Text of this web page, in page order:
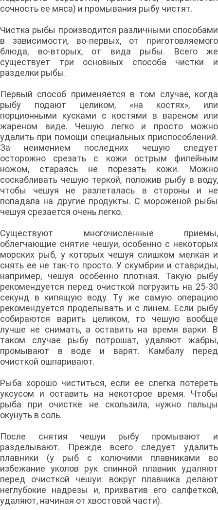
сочность ее мяса) и промывания рыбу чистят.
Чистка рыбы производится различными способами
в зависимости, во-первых, от приготовляемого
блюда, во-вторых, от вида рыбы. Всего же
существует три основных способа чистки и
разделки рыбы.
Первый способ применяется в том случае, когда
рыбу подают целиком, «на костях», или
порционными кусками с костями в вареном или
жареном виде. Чешую легко и просто можно
удалить при помощи специальных приспособлений.
За неимением последних чешую следует
осторожно срезать с кожи острым филейным
ножом, стараясь не порезать кожи. Можно
соскабливать чешую теркой, положив рыбу в воду,
чтобы чешуя не разлеталась в стороны и не
попадала на другие продукты. С мороженой рыбы
чешуя срезается очень легко.
Существуют многочисленные приемы,
облегчающие снятие чешуи, особенно с некоторых
морских рыб, у которых чешуя слишком мелкая и
снять ее не так-то просто. У скумбрии и ставриды,
например, чешуя особенно плотная. Такую рыбу
рекомендуется перед очисткой погрузить на 25-30
секунд в кипящую воду. Ту же самую операцию
рекомендуется проделывать и с линем. Если рыбу
собираются варить целиком, то чешую вообще
лучше не снимать, а оставить на время варки. В
таком случае рыбу потрошат, удаляют жабры,
промывают в воде и варят. Камбалу перед
очисткой ошпаривают.
Рыба хорошо чиститься, если ее слегка потереть
уксусом и оставить на некоторое время. Чтобы
рыба при очистке не скользила, нужно пальцы
окунуть в соль.
После снятия чешуи рыбу промывают и
разделывают. Прежде всего следует удалить
плавники (у рыб с колючими плавниками во
избежание уколов рук спинной плавник удаляют
перед очисткой чешуи: вокруг плавника делают
неглубокие надрезы и, прихватив его салфеткой,
удаляют, начиная от хвостовой части).